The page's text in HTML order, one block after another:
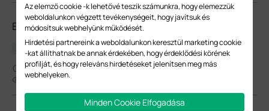
EAP650_V3.0_Datasheet
Adatlap
03-27-2026
6646
Az elemző cookie -k lehetővé teszik számunkra, hogy elemezzük
weboldalunkon végzett tevékenységeit, hogy javítsuk és
módosítsuk webhelyünk működését.
Hirdetési partnereink a weboldalunkon keresztül marketing cookie
-kat állíthatnak be annak érdekében, hogy érdeklődési körének
profilját, és hogy releváns hirdetéseket jelenítsen meg más
webhelyeken.
Minden Cookie Elfogadása